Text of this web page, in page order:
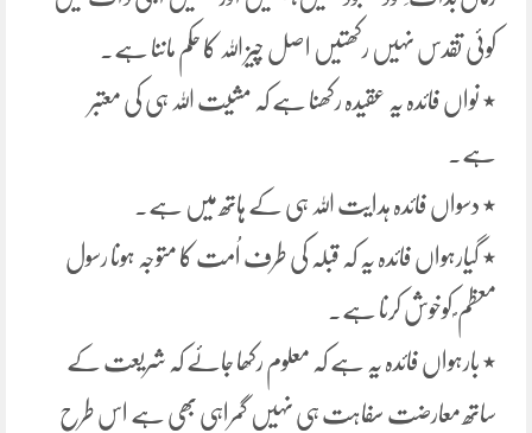
کوئی تقدس نہیں رکھتیں اصل چیز اللہ کا حکم ماننا ہے۔
٭ نواں فائدہ یہ عقیدہ رکھنا ہے کہ مشیت اللہ ہی کی معتبر
ہے۔
٭ دسواں فائدہ ہدایت اللہ ہی کے ہاتھ میں ہے۔
٭ گیارہواں فائدہ یہ کہ قبلہ کی طرف اُمت کا متوجہ ہونا رسول
معظم ؐ کوخوش کرنا ہے۔
٭ بارہواں فائدہ یہ ہے کہ معلوم رکھا جائے کہ شریعت کے
ساتھ معارضت سفاہت ہی نہیں گمراہی بھی ہے اس طرح